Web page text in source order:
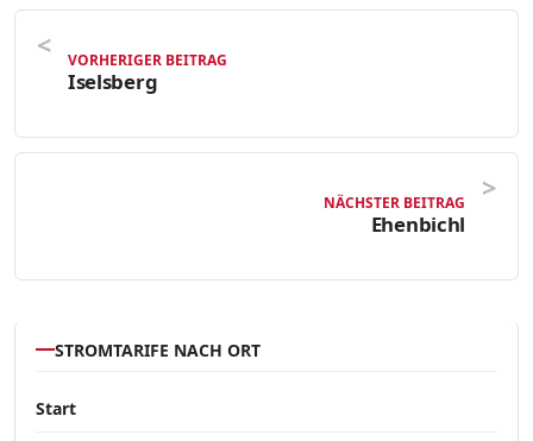
VORHERIGER BEITRAG
Iselsberg
NÄCHSTER BEITRAG
Ehenbichl
STROMTARIFE NACH ORT
Start